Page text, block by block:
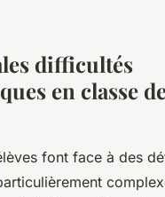
difficultés
en classe
font face à des